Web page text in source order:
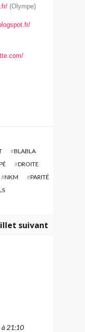
(Olympe)
#BLABLA
#DROITE
#NKM #PARITÉ
suivant
à 21:10